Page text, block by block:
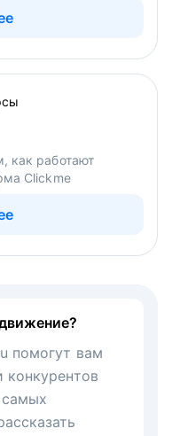
как работают
Clickme
помогут вам
конкурентов